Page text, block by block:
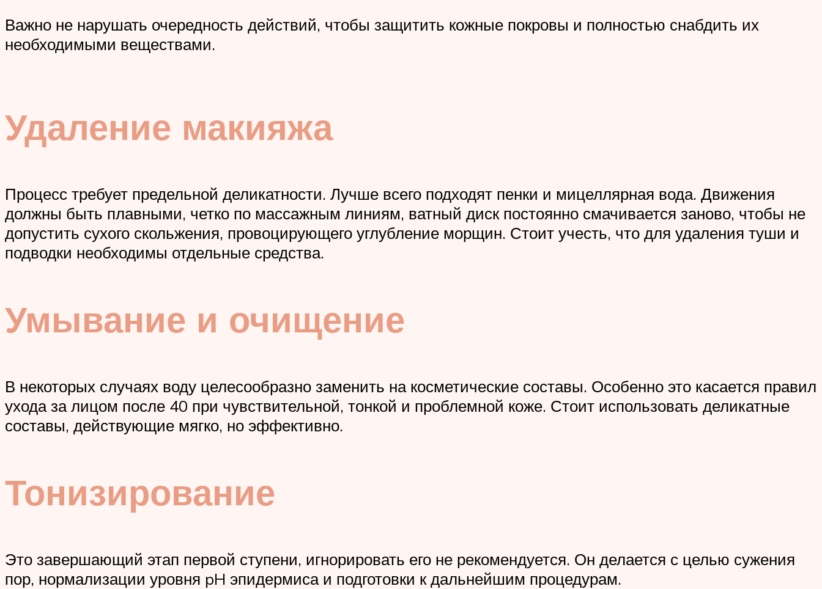
Важно не нарушать очередность действий, чтобы защитить кожные покровы и полностью снабдить их
необходимыми веществами.
Удаление макияжа
Процесс требует предельной деликатности. Лучше всего подходят пенки и мицеллярная вода. Движения
должны быть плавными, четко по массажным линиям, ватный диск постоянно смачивается заново, чтобы не
допустить сухого скольжения, провоцирующего углубление морщин. Стоит учесть, что для удаления туши и
подводки необходимы отдельные средства.
Умывание и очищение
В некоторых случаях воду целесообразно заменить на косметические составы. Особенно это касается правил
ухода за лицом после 40 при чувствительной, тонкой и проблемной коже. Стоит использовать деликатные
составы, действующие мягко, но эффективно.
Тонизирование
Это завершающий этап первой ступени, игнорировать его не рекомендуется. Он делается с целью сужения
пор, нормализации уровня pH эпидермиса и подготовки к дальнейшим процедурам.